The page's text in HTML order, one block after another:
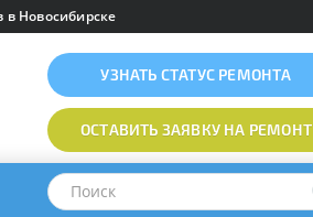
Новосибирске
УЗНАТЬ СТАТУС РЕМОНТА
ОСТАВИТЬ ЗАЯВКУНА РЕМОНТ